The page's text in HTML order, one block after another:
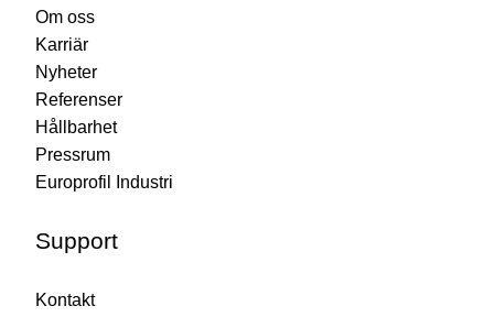
Om oss
Karriär
Nyheter
Referenser
Hållbarhet
Pressrum
Europrofil Industri
Support
Kontakt